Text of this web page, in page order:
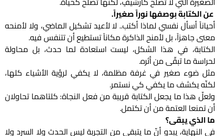
عن الكتابة بوصفها نوراً صغيراً.
أحياناً أسأل نفسي لماذا أكتب.. لا لأعيد تشكيل الماضي، ولا لأمنحه
معنى جاهزاً، بل لأمنح الذاكرة مكاناً تستطيع أن تتنفس فيه.
الكتابة، في هذا الشكل، ليست استعادة لما حدث، بل محاولة
لحراسة ما تبقّى من أثره.
مثل ضوء صغير في غرفة مظلمة، لا يكفي لرؤية الأشياء كلها،
لكنّه يكشف ما يكفي كي نستمر.
ولعلّ هذا ما يجعل الكتابة قريبة من فعل النجاة: كلتاهما تحاولان
أن تمنعا العتمة من أن تكتمل.
ما الذي يبقى؟
في النهاية، يبدو أنّ ما يتبقى من التجربة ليس الحدث ولا السرد ولا